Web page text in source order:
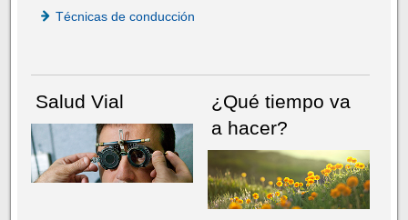
Técnicas de conducción
Salud Vial
¿Qué tiempo va
a hacer?